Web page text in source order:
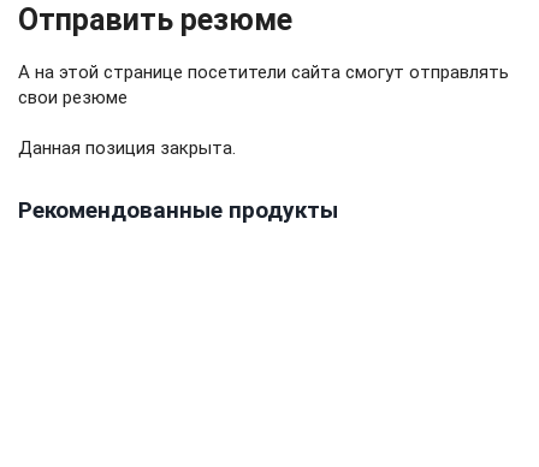
Отправить резюме
А на этой странице посетители сайта смогут отправлять
свои резюме
Данная позиция закрыта.
Рекомендованные продукты